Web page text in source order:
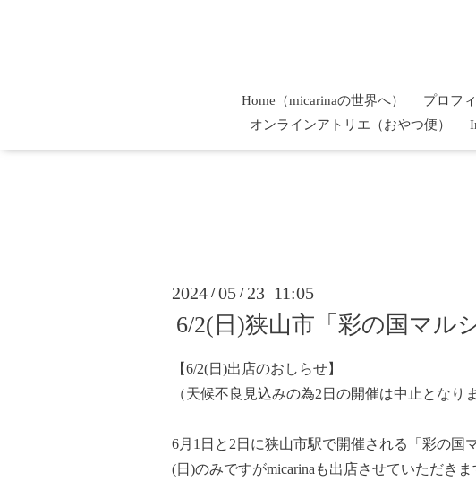
Home（micarinaの世界へ） プロフ
オンラインアトリエ（おやつ便）
2024 /05 / 23 11:05
6/2(日)狭山市「彩の国マル
【6/2(日)出店のおしらせ】
（天候不良見込みの為2日の開催は中止となり
6月1日と2日に狭山市駅で開催される「彩の国
(日)のみですがmicarinaも出店させていただきま